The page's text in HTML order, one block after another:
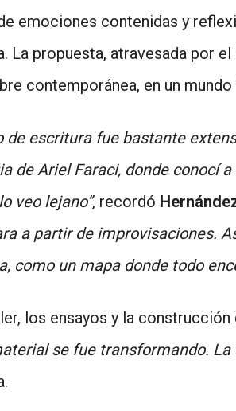
emociones contenidas y
La propuesta, atravesada por
contemporánea, en un mundo
de escritura fue bastante
de Ariel Faraci, donde conocí
veo lejano”, recordó
a partir de improvisaciones.
como un mapa donde todo
los ensayos y la
se fue transformando. La